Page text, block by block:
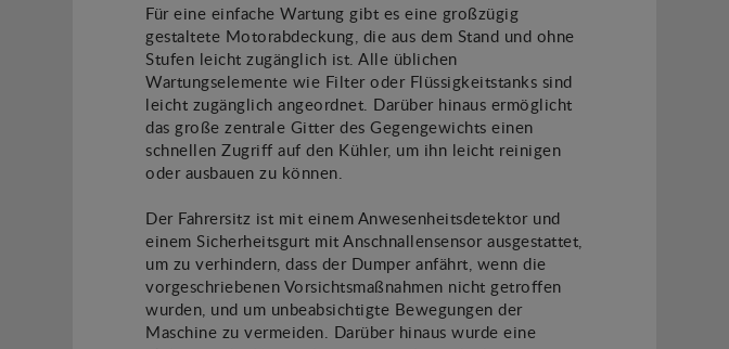
Für eine einfache Wartung gibt es eine großzügig
gestaltete Motorabdeckung, die aus dem Stand und ohne
Stufen leicht zugänglich ist. Alle üblichen
Wartungselemente wie Filter oder Flüssigkeitstanks sind
leicht zugänglich angeordnet. Darüber hinaus ermöglicht
das große zentrale Gitter des Gegengewichts einen
schnellen Zugriff auf den Kühler, um ihn leicht reinigen
oder ausbauen zu können.
Der Fahrersitz ist mit einem Anwesenheitsdetektor und
einem Sicherheitsgurt mit Anschnallensensor ausgestattet,
um zu verhindern, dass der Dumper anfährt, wenn die
vorgeschriebenen Vorsichtsmaßnahmen nicht getroffen
wurden, und um unbeabsichtigte Bewegungen der
Maschine zu vermeiden. Darüber hinaus wurde eine